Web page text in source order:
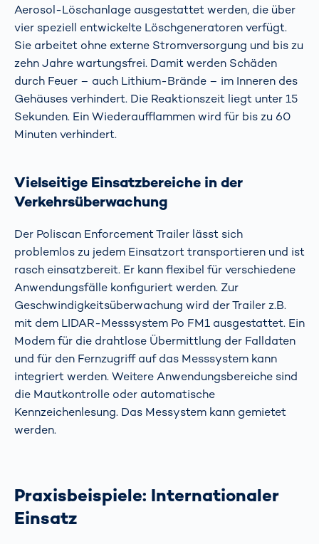
Aerosol-Löschanlage ausgestattet werden, die über
vier speziell entwickelte Löschgeneratoren verfügt.
Sie arbeitet ohne externe Stromversorgung und bis zu
zehn Jahre wartungsfrei. Damit werden Schäden
durch Feuer – auch Lithium-Brände – im Inneren des
Gehäuses verhindert. Die Reaktionszeit liegt unter 15
Sekunden. Ein Wiederaufflammen wird für bis zu 60
Minuten verhindert.
Vielseitige Einsatzbereiche in der
Verkehrsüberwachung
Der Poliscan Enforcement Trailer lässt sich
problemlos zu jedem Einsatzort transportieren und ist
rasch einsatzbereit. Er kann flexibel für verschiedene
Anwendungsfälle konfiguriert werden. Zur
Geschwindigkeitsüberwachung wird der Trailer z.B.
mit dem LIDAR-Messsystem Po FM1 ausgestattet. Ein
Modem für die drahtlose Übermittlung der Falldaten
und für den Fernzugriff auf das Messsystem kann
integriert werden. Weitere Anwendungsbereiche sind
die Mautkontrolle oder automatische
Kennzeichenlesung. Das Messystem kann gemietet
werden.
Praxisbeispiele: Internationaler
Einsatz